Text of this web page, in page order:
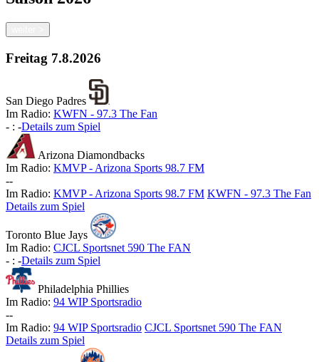
Freitag 7.8.2026
San Diego Padres
Im Radio: KWFN - 97.3 The Fan
- : -Details zum Spiel
Arizona Diamondbacks
Im Radio: KMVP - Arizona Sports 98.7 FM
--
Im Radio: KMVP - Arizona Sports 98.7 FM KWFN - 97.3 The Fan
Details zum Spiel
Toronto Blue Jays
Im Radio: CJCL Sportsnet 590 The FAN
- : -Details zum Spiel
Philadelphia Phillies
Im Radio: 94 WIP Sportsradio
--
Im Radio: 94 WIP Sportsradio CJCL Sportsnet 590 The FAN
Details zum Spiel